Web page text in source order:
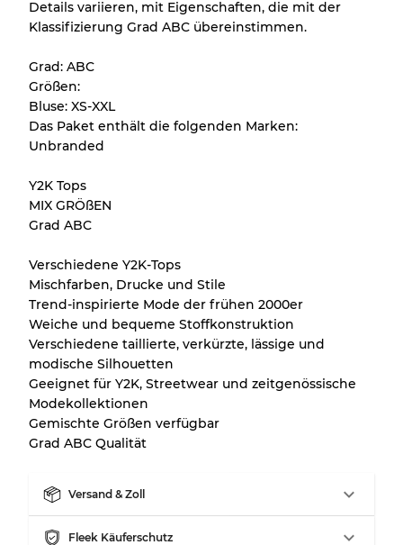
Details variieren, mit Eigenschaften, die mit der
Klassifizierung Grad ABC übereinstimmen.
Grad: ABC
Größen:
Bluse: XS-XXL
Das Paket enthält die folgenden Marken:
Unbranded
Y2K Tops
MIX GRÖßEN
Grad ABC
Verschiedene Y2K-Tops
Mischfarben, Drucke und Stile
Trend-inspirierte Mode der frühen 2000er
Weiche und bequeme Stoffkonstruktion
Verschiedene taillierte, verkürzte, lässige und
modische Silhouetten
Geeignet für Y2K, Streetwear und zeitgenössische
Modekollektionen
Gemischte Größen verfügbar
Grad ABC Qualität
Versand & Zoll
Fleek Käuferschutz